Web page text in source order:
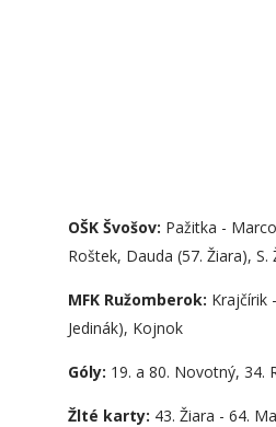
OŠK Švošov: Pažitka -
Roštek, Dauda (57. Žiara), S.
MFK Ružomberok: Krajčírik
Jedinák), Kojnok
Góly: 19. a 80. Novotný, 34.
Žlté karty: 43. Žiara - 64.